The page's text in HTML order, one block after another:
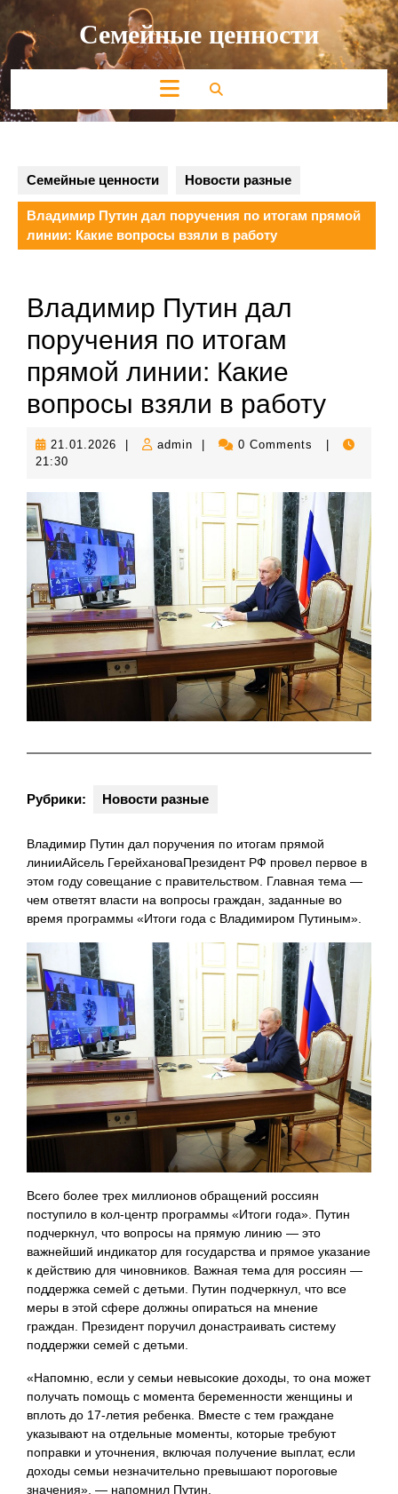
Перейти
содержимому Семейные ценности
Кнопка
Открыть
Семейные ценности Новости разные
Владимир Путин дал поручения по итогам прямой
линии: Какие вопросы взяли в работу
Владимир Путин дал
поручения по итогам
прямой линии: Какие
вопросы взяли в работу
21.01.2026 21.01.2026
admin admin 0 Comments
21:30
Рубрики: Новости разные
Владимир Путин дал поручения по итогам прямой
линииАйсель ГерейхановаПрезидент РФ провел первое в
этом году совещание с правительством. Главная тема —
чем ответят власти на вопросы граждан, заданные во
время программы «Итоги года с Владимиром Путиным».
Всего более трех миллионов обращений россиян
поступило в кол-центр программы «Итоги года». Путин
подчеркнул, что вопросы на прямую линию — это
важнейший индикатор для государства и прямое указание
к действию для чиновников. Важная тема для россиян —
поддержка семей с детьми. Путин подчеркнул, что все
меры в этой сфере должны опираться на мнение
граждан. Президент поручил донастраивать систему
поддержки семей с детьми.
«Напомню, если у семьи невысокие доходы, то она может
получать помощь с момента беременности женщины и
вплоть до 17-летия ребенка. Вместе с тем граждане
указывают на отдельные моменты, которые требуют
поправки и уточнения, включая получение выплат, если
доходы семьи незначительно превышают пороговые
значения», — напомнил Путин.